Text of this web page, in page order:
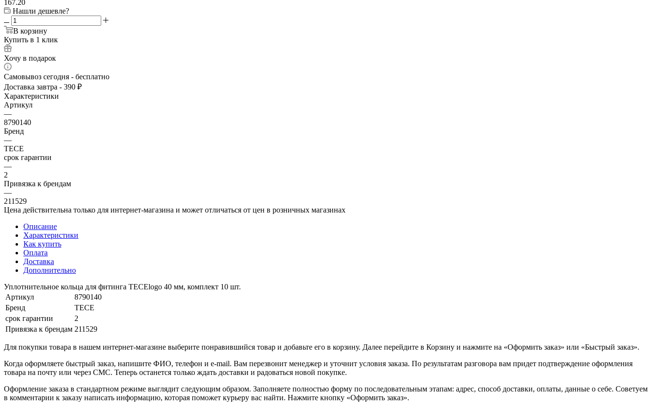
167.20
Нашли дешевле?
В корзину
Купить в 1 клик
Хочу в подарок
Самовывоз сегодня - бесплатно
Доставка завтра - 390 ₽
Характеристики
Артикул
—
8790140
Бренд
—
TECE
срок гарантии
—
2
Привязка к брендам
—
211529
Цена действительна только для интернет-магазина и может отличаться от цен в розничных магазинах
Описание
Характеристики
Как купить
Оплата
Доставка
Дополнительно
Уплотнительное кольца для фитинга ТЕСЕlogo 40 мм, комплект 10 шт.
Артикул
8790140
Бренд
TECE
срок гарантии
2
Привязка к брендам 211529
Для покупки товара в нашем интернет-магазине выберите понравившийся товар и добавьте его в корзину. Далее перейдите в Корзину и нажмите на «Оформить заказ» или «Быстрый заказ».
Когда оформляете быстрый заказ, напишите ФИО, телефон и e-mail. Вам перезвонит менеджер и уточнит условия заказа. По результатам разговора вам придет подтверждение оформления
товара на почту или через СМС. Теперь останется только ждать доставки и радоваться новой покупке.
Оформление заказа в стандартном режиме выглядит следующим образом. Заполняете полностью форму по последовательным этапам: адрес, способ доставки, оплаты, данные о себе. Советуем
в комментарии к заказу написать информацию, которая поможет курьеру вас найти. Нажмите кнопку «Оформить заказ».